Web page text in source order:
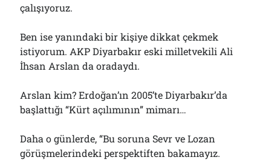
çalışıyoruz.
Ben ise yanındaki bir kişiye dikkat çekmek
istiyorum. AKP Diyarbakır eski milletvekili Ali
İhsan Arslan da oradaydı.
Arslan kim? Erdoğan’ın 2005’te Diyarbakır’da
başlattığı “Kürt açılımının” mimarı…
Daha o günlerde, “Bu soruna Sevr ve Lozan
görüşmelerindeki perspektiften bakamayız.